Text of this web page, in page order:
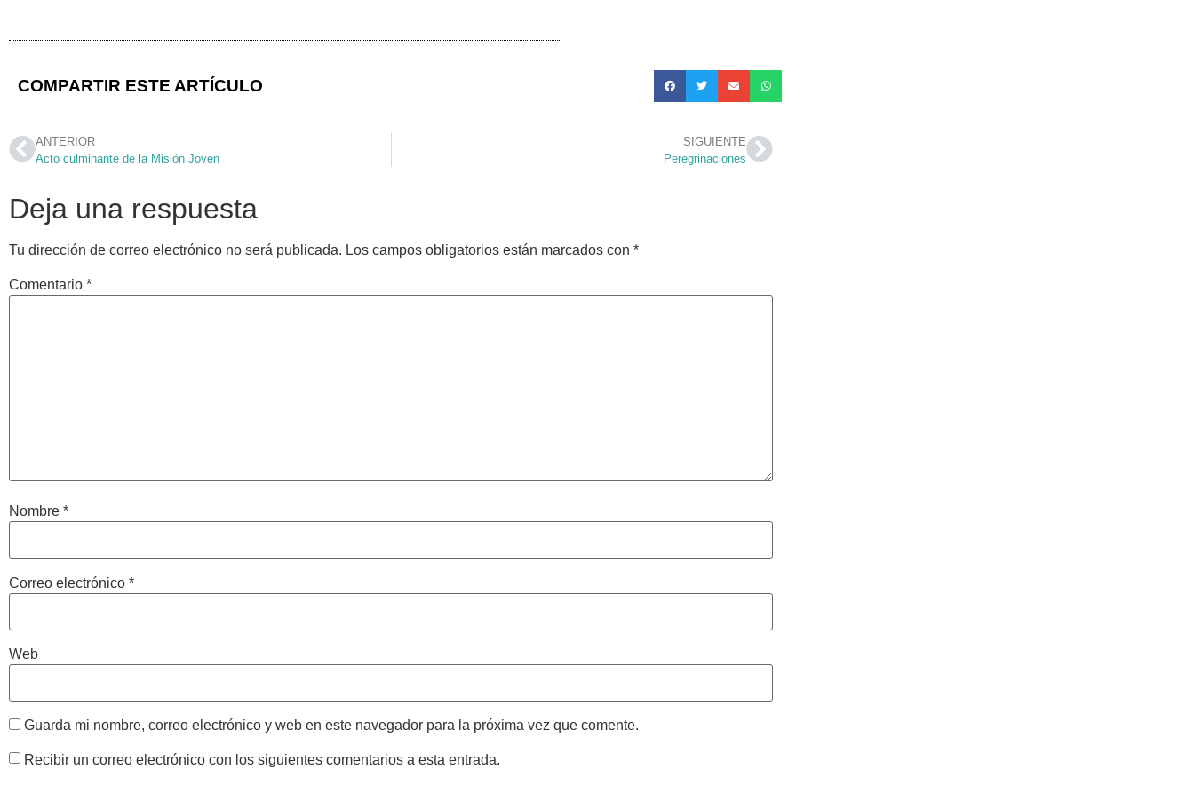
COMPARTIR ESTE ARTÍCULO
ANTERIOR
Acto culminante de la Misión Joven
SIGUIENTE
Peregrinaciones
Deja una respuesta
Tu dirección de correo electrónico no será publicada. Los campos obligatorios están marcados con *
Comentario *
Nombre *
Correo electrónico *
Web
Guarda mi nombre, correo electrónico y web en este navegador para la próxima vez que comente.
Recibir un correo electrónico con los siguientes comentarios a esta entrada.